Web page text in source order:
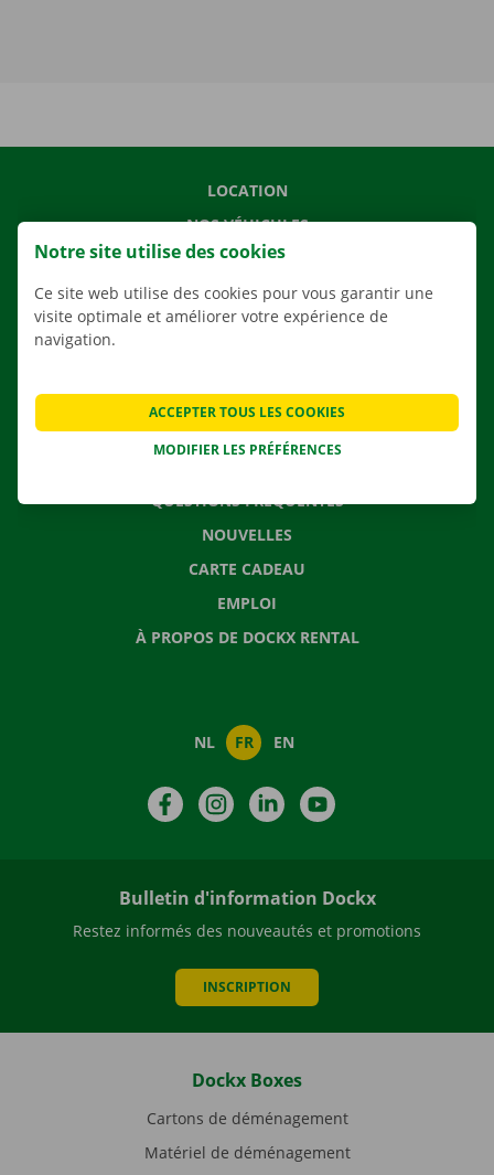
LOCATION
NOS VÉHICULES
NOS SERVICES
AGENCES
APPLI
QUESTIONS FRÉQUENTES
NOUVELLES
CARTE CADEAU
EMPLOI
À PROPOS DE DOCKX RENTAL
NL FR EN
FacebookInstagramLinkedIn
Bulletin d'information Dockx
Restez informés des nouveautés et promotions
INSCRIPTION
Dockx Boxes
Cartons de déménagement
Matériel de déménagement
Notre site utilise des cookies
Ce site web utilise des cookies pour vous garantir une
visite optimale et améliorer votre expérience de
navigation.
MODIFIER LES PRÉFÉRENCES
ACCEPTER TOUS LES COOKIES